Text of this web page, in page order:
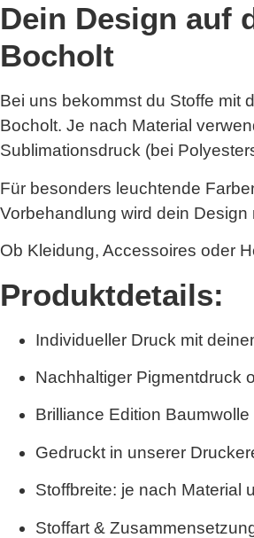
Dein Design auf
Bocholt
Bei uns bekommst du Stoffe mit
Bocholt. Je nach Material
Sublimationsdruck (bei
Für besonders leuchtende
Vorbehandlung wird dein
Ob Kleidung, Accessoires oder
Produktdetails:
Individueller Druck mit
Nachhaltiger Pigmentdruck
Brilliance Edition Baumwolle
Gedruckt in unserer
Stoffbreite: je nach Material
Stoffart &